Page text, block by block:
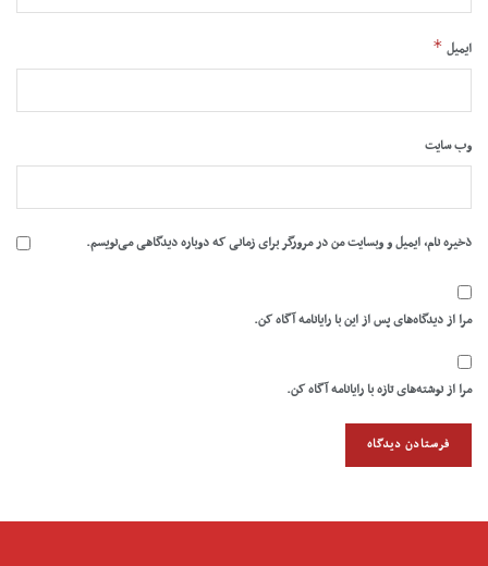
ایمیل *
وب‌ سایت
ذخیره نام، ایمیل و وبسایت من در مرورگر برای زمانی که دوباره دیدگاهی می‌نویسم.
مرا از دیدگاه‌های پس از این با رایانامه آگاه کن.
مرا از نوشته‌های تازه با رایانامه آگاه کن.